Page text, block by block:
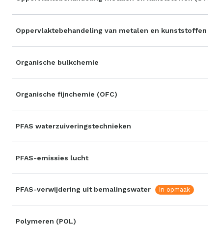
Oppervlaktebehandeling van metalen en kunststoffen
Organische bulkchemie
Organische fijnchemie (OFC)
PFAS waterzuiveringstechnieken
PFAS-emissies lucht
PFAS-verwijdering uit bemalingswater In opmaak
Polymeren (POL)